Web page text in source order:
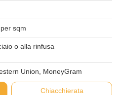
sqm
o alla rinfusa
Union, MoneyGram
Chiacchierata